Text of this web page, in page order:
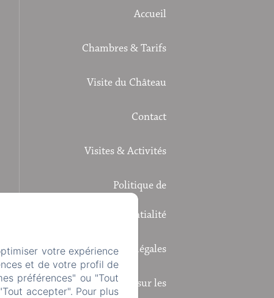
Accueil
Chambres & Tarifs
Visite du Château
Contact
Visites & Activités
Politique de
confidentialité
Informations légales
Informations sur les
votre expérience
et de votre profil de
préférences" ou "Tout
accepter". Pour plus